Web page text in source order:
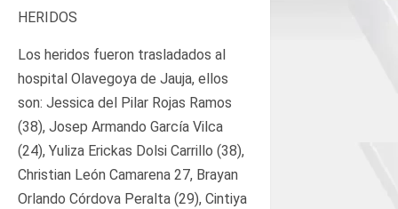
HERIDOS
Los heridos fueron trasladados al
hospital Olavegoya de Jauja, ellos
son: Jessica del Pilar Rojas Ramos
(38), Josep Armando García Vilca
(24), Yuliza Erickas Dolsi Carrillo (38),
Christian León Camarena 27, Brayan
Orlando Córdova Peralta (29), Cintiya